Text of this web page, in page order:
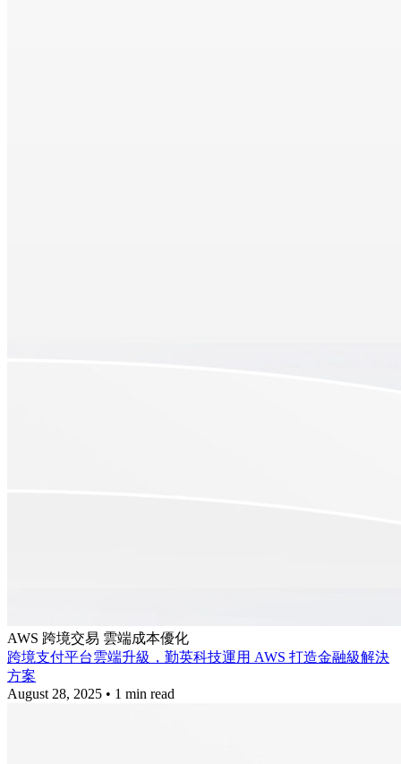
AWS 跨境交易 雲端成本優化
跨境支付平台雲端升級，勤英科技運用 AWS 打造金融級解決
方案
August 28, 2025 • 1 min read